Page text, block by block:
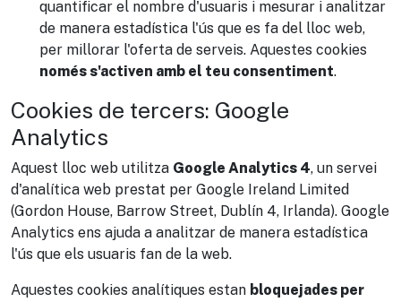
quantificar el nombre d'usuaris i mesurar i analitzar
de manera estadística l'ús que es fa del lloc web,
per millorar l'oferta de serveis. Aquestes cookies
només s'activen amb el teu consentiment.
Cookies de tercers: Google
Analytics
Aquest lloc web utilitza Google Analytics 4, un servei
d'analítica web prestat per Google Ireland Limited
(Gordon House, Barrow Street, Dublín 4, Irlanda). Google
Analytics ens ajuda a analitzar de manera estadística
l'ús que els usuaris fan de la web.
Aquestes cookies analítiques estan bloquejades per